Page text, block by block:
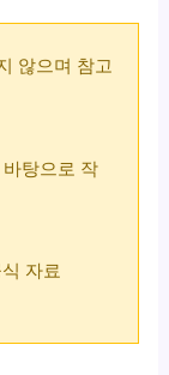
않으며 참고
탕으로 작
자료